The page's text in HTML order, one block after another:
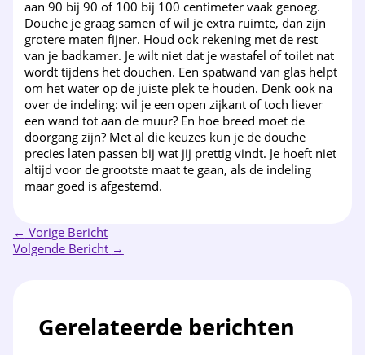
aan 90 bij 90 of 100 bij 100 centimeter vaak genoeg.
Douche je graag samen of wil je extra ruimte, dan zijn
grotere maten fijner. Houd ook rekening met de rest
van je badkamer. Je wilt niet dat je wastafel of toilet nat
wordt tijdens het douchen. Een spatwand van glas helpt
om het water op de juiste plek te houden. Denk ook na
over de indeling: wil je een open zijkant of toch liever
een wand tot aan de muur? En hoe breed moet de
doorgang zijn? Met al die keuzes kun je de douche
precies laten passen bij wat jij prettig vindt. Je hoeft niet
altijd voor de grootste maat te gaan, als de indeling
maar goed is afgestemd.
← Vorige Bericht
Volgende Bericht →
Gerelateerde berichten